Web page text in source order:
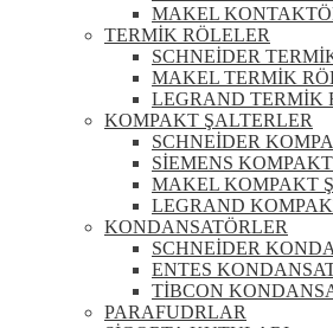
MAKEL
TERMİK RÖLELER
SCHNEİDER
MAKEL TERMİK
LEGRAND TERMİK
KOMPAKT ŞALTERLER
SCHNEİDER
SİEMENS
MAKEL KOMPAKT
LEGRAND
KONDANSATÖRLER
SCHNEİDER
ENTES
TİBCON
PARAFUDRLAR